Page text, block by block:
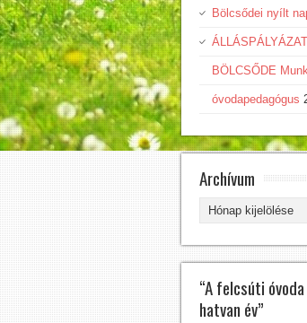
Bölcsődei nyílt
BÖLCSŐDE
óvodapedagógus
Archívum
Archívum
“A felcsúti
hatvan év”